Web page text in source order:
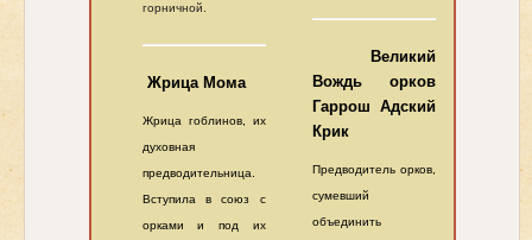
горничной.
Жрица Мома
Жрица гоблинов, их
духовная
предводительница.
Вступила в союз с
орками и под их
Великий
Вождь орков
Гаррош Адский
Крик
Предводитель орков,
сумевший
объединить